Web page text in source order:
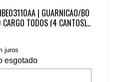
| GUARNICAO/BO
CARGO TODOS (4 CANTOS)(
juros
esgotado